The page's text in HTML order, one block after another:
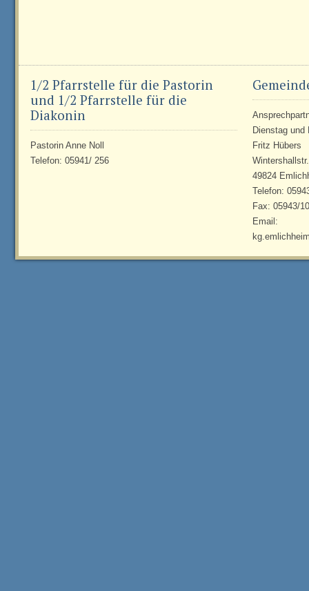
1/2 Pfarrstelle für die Pastorin
und 1/2 Pfarrstelle für die
Diakonin
Pastorin Anne Noll
Telefon: 05941/ 256
Dienstag und
Fritz Hübers
49824
Telefon:
Fax: 05943/
Email: